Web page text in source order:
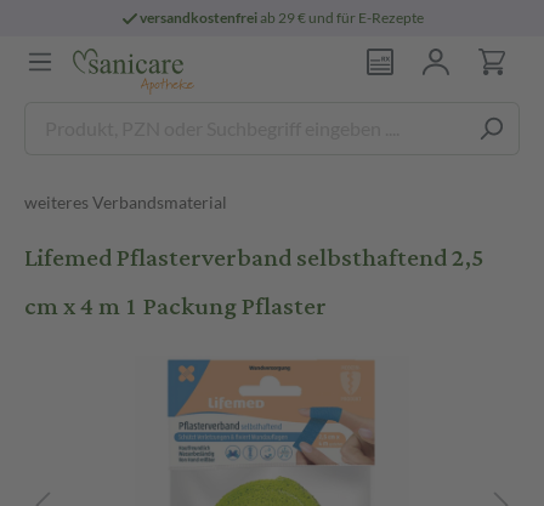
versandkostenfreiab 29 € und für E-Rezepte
weiteres Verbandsmaterial
Lifemed Pflasterverband selbsthaftend 2,5
cm x 4 m 1 Packung Pflaster